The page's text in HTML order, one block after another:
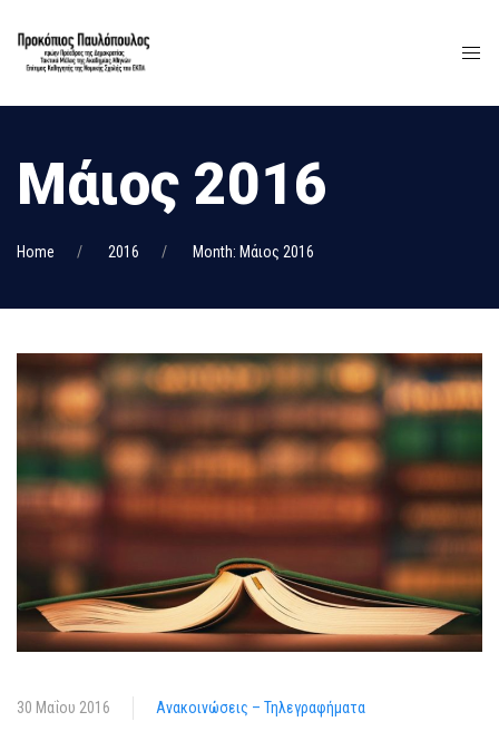
Μάιος 2016
Home 2016 Month: Μάιος 2016
30 Μαΐου 2016 Ανακοινώσεις – Τηλεγραφήματα